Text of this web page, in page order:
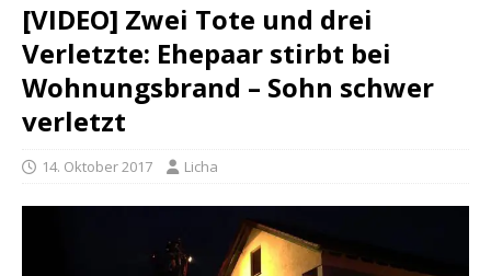
[VIDEO] Zwei Tote und drei
Verletzte: Ehepaar stirbt bei
Wohnungsbrand – Sohn schwer
verletzt
14. Oktober 2017 Licha